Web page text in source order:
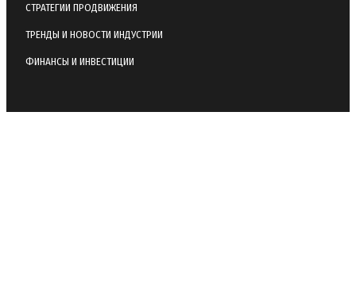
СТРАТЕГИИ ПРОДВИЖЕНИЯ
ТРЕНДЫ И НОВОСТИ ИНДУСТРИИ
ФИНАНСЫ И ИНВЕСТИЦИИ